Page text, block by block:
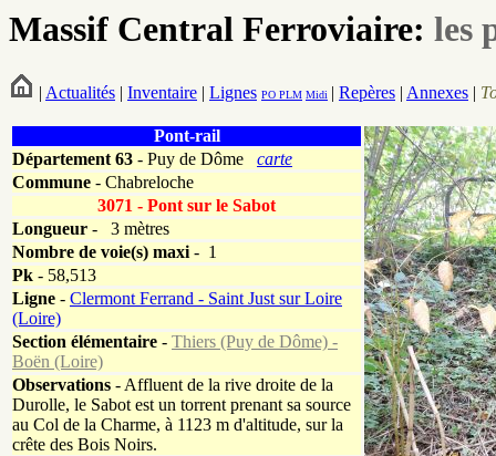
Massif Central Ferroviaire: les
| Actualités | Inventaire | Lignes PO PLM Midi | Repères | Annexes |
Pont-rail
Département63 - Puy de Dôme carte
Commune - Chabreloche
3071 - Pont sur le Sabot
Longueur -
3 mètres
Nombre de voie(s) maxi- 1
Pk - 58,513
Ligne - Clermont Ferrand - Saint Just sur Loire
(Loire)
Section élémentaire - Thiers (Puy de Dôme) -
Boën (Loire)
Observations - Affluent de la rive droite de la
Durolle, le Sabot est un torrent prenant sa source
au Col de la Charme, à 1123 m d'altitude, sur la
crête des Bois Noirs.